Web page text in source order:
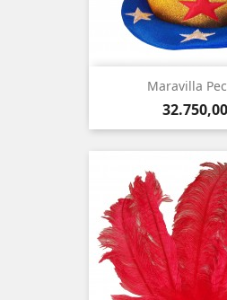
Maravilla
Precio